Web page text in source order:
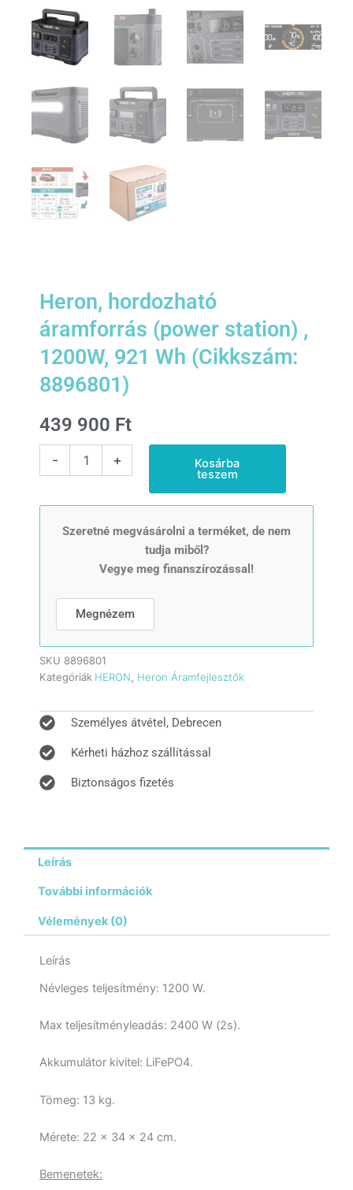
Heron, hordozható
áramforrás (power station) ,
1200W, 921 Wh (Cikkszám:
8896801)
439 900 Ft
-
hordozható
8896801)
mennyiség
+ Kosárba
teszem
Szeretné megvásárolni a terméket, de nem
tudja miből?
Vegye meg finanszírozással!
Megnézem
SKU 8896801
Kategóriák HERON Heron Áramfejlesztők
Személyes átvétel, Debrecen
Kérheti házhoz szállítással
Biztonságos fizetés
Leírás
További információk
Vélemények (0)
Leírás
Névleges teljesítmény: 1200 W.
Max teljesítményleadás: 2400 W (2s).
Akkumulátor kivitel: LiFePO4.
Tömeg: 13 kg.
Mérete: 22 × 34 × 24 cm.
Bemenetek: